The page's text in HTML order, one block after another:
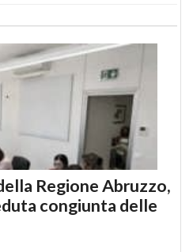
Regione Abruzzo,
congiunta delle